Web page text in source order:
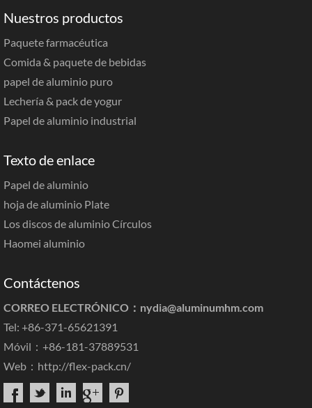
Nuestros productos
Paquete farmacéutica
Comida & paquete de bebidas
papel de aluminio puro
Lechería & pack de yogur
Papel de aluminio industrial
Texto de enlace
Papel de aluminio
hoja de aluminio Plate
Los discos de aluminio Círculos
Haomei aluminio
Contáctenos
CORREO ELECTRÓNICO： nydia@aluminumhm.com
Tel: +86-371-65621391
Móvil：+86-181-37889531
Web： http://flex-pack.cn/